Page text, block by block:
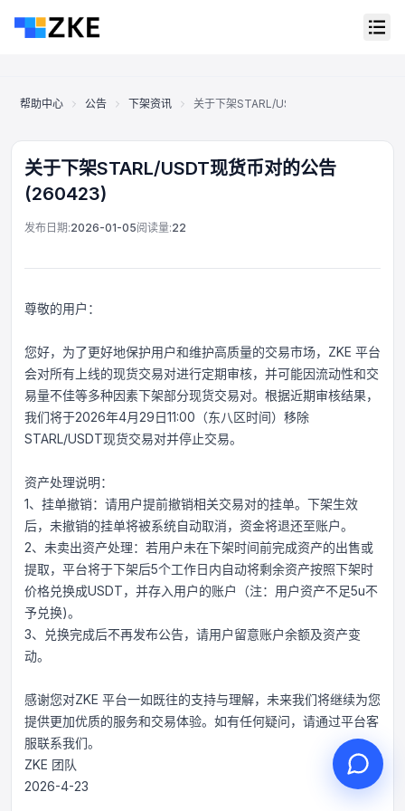
帮助中心 公告 下架资讯 关于下架STARL/USDT现货币对的公告
关于下架STARL/USDT现货币对的公告
(260423)
发布日期:2026-01-05阅读量:22
尊敬的用户：
您好，为了更好地保护用户和维护高质量的交易市场，ZKE 平台
会对所有上线的现货交易对进行定期审核，并可能因流动性和交
易量不佳等多种因素下架部分现货交易对。根据近期审核结果，
我们将于2026年4月29日11:00（东八区时间）移除
STARL/USDT现货交易对并停止交易。
资产处理说明：
1、挂单撤销：请用户提前撤销相关交易对的挂单。下架生效
后，未撤销的挂单将被系统自动取消，资金将退还至账户。
2、未卖出资产处理：若用户未在下架时间前完成资产的出售或
提取，平台将于下架后5个工作日内自动将剩余资产按照下架时
价格兑换成USDT，并存入用户的账户（注：用户资产不足5u不
予兑换)。
3、兑换完成后不再发布公告，请用户留意账户余额及资产变
动。
感谢您对ZKE 平台一如既往的支持与理解，未来我们将继续为您
提供更加优质的服务和交易体验。如有任何疑问，请通过平台客
服联系我们。
ZKE 团队
2026-4-23
在线客服
Support Center
您好，请问有什么可以帮您？
在线客服为您服务
发起在线咨询
查询工单进度